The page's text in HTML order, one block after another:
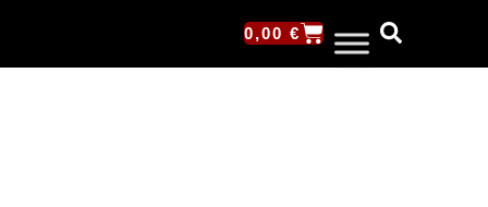
0,00 €